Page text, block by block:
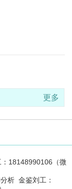
更多
18148990106（微
析 金鉴刘工：